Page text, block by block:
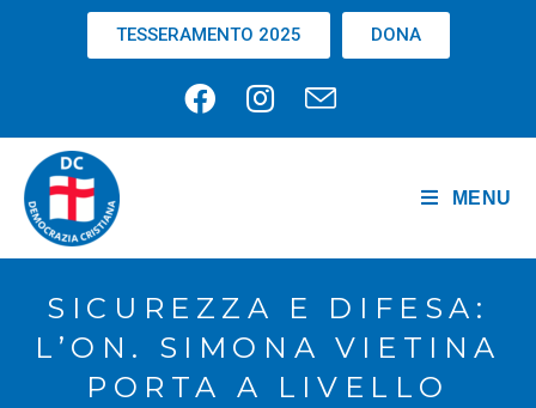
TESSERAMENTO 2025 DONA
MENU
SICUREZZA E DIFESA:
L’ON. SIMONA VIETINA
PORTA A LIVELLO